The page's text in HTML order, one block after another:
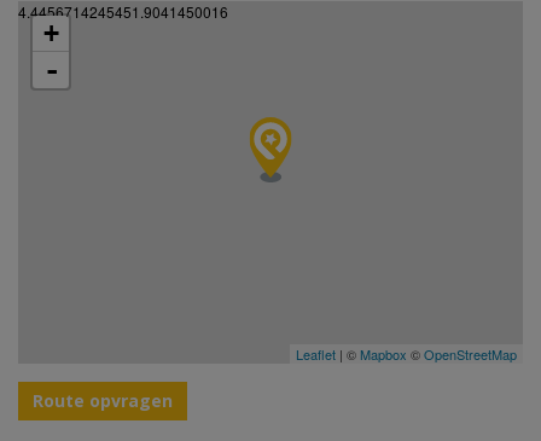
4.4456714245451.9041450016
+
-
Leaflet | © Mapbox ©OpenStreetMap
Route opvragen